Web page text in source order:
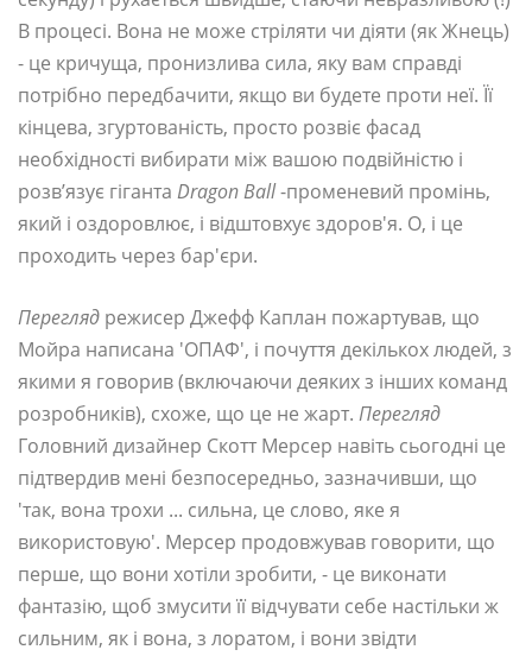
В процесі. Вона не може стріляти чи діяти (як Жнець)
- це кричуща, пронизлива сила, яку вам справді
потрібно передбачити, якщо ви будете проти неї. Її
кінцева, згуртованість, просто розвіє фасад
необхідності вибирати між вашою подвійністю і
розв’язує гіганта Dragon Ball-променевий промінь,
який і оздоровлює, і відштовхує здоров'я. О, і це
проходить через бар'єри.
Перегляд режисер Джефф Каплан пожартував, що
Мойра написана 'ОПАФ', і почуття декількох людей, з
якими я говорив (включаючи деяких з інших команд
розробників), схоже, що це не жарт. Перегляд
Головний дизайнер Скотт Мерсер навіть сьогодні це
підтвердив мені безпосередньо, зазначивши, що
'так, вона трохи ... сильна, це слово, яке я
використовую'. Мерсер продовжував говорити, що
перше, що вони хотіли зробити, - це виконати
фантазію, щоб змусити її відчувати себе настільки ж
сильним, як і вона, з лоратом, і вони звідти